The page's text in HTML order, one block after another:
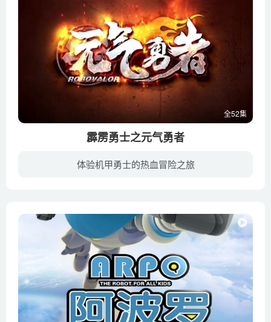
全52集
霹雳勇士之元气勇者
体验机甲勇士的热血冒险之旅